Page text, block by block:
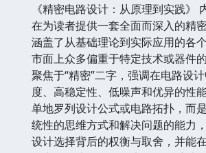
《精密电路设计：从原理到实践》
在为读者提供一套全面而深入的精
涵盖了从基础理论到实际应用的各
市面上众多偏重于特定技术或器件
聚焦于“精密”二字，强调在电路设
度、高稳定性、低噪声和优异的性
单地罗列设计公式或电路拓扑，而
统性的思维方式和解决问题的能力
设计选择背后的权衡与取舍，并能